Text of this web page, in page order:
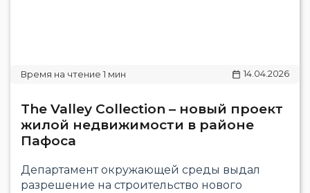
14.04.2026
The Valley Collection – новый проект
жилой недвижимости в районе
Пафоса
Департамент окружающей среды выдал
разрешение на строительство нового